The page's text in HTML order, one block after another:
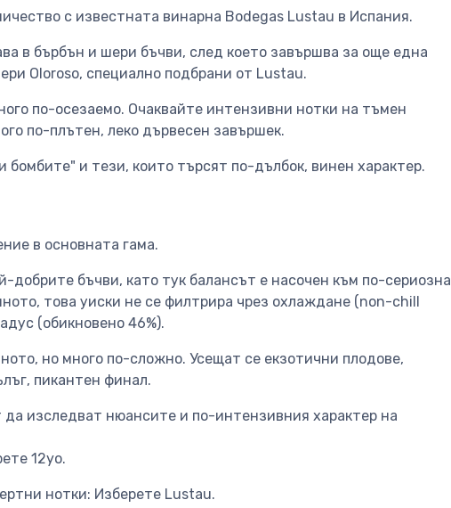
с известната винарна Bodegas Lustau в Испания.
в бърбън и шери бъчви, след което завършва за още една
Oloroso, специално подбрани от Lustau.
по-осезаемо. Очаквайте интензивни нотки на тъмен
по-плътен, леко дървесен завършек.
бомбите" и тези, които търсят по-дълбок, винен характер.
в основната гама.
добрите бъчви, като тук балансът е насочен към по-сериозна
това уиски не се филтрира чрез охлаждане (non-chill
(обикновено 46%).
но много по-сложно. Усещат се екзотични плодове,
пикантен финал.
да изследват нюансите и по-интензивния характер на
12yo.
нотки: Изберете Lustau.